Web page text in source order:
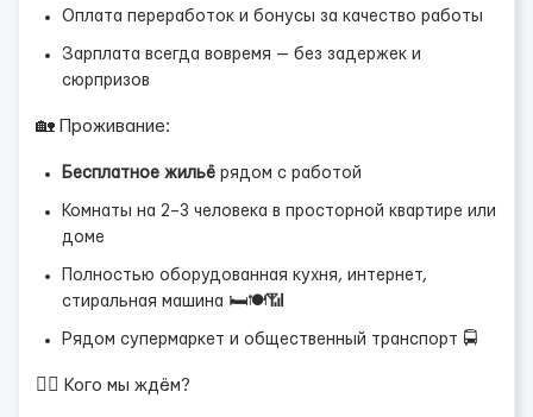
Оплата переработок и бонусы за качество работы
Зарплата всегда вовремя — без задержек и
сюрпризов
🏡 Проживание:
Бесплатное жильё рядом с работой
Комнаты на 2–3 человека в просторной квартире или
доме
Полностью оборудованная кухня, интернет,
стиральная машина 🛏️🍽️📶
Рядом супермаркет и общественный транспорт 🚍
👷‍♂️ Кого мы ждём?